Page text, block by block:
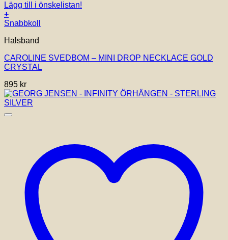
Lägg till i önskelistan!
+
Snabbkoll
Halsband
CAROLINE SVEDBOM – MINI DROP NECKLACE GOLD
CRYSTAL
895 kr